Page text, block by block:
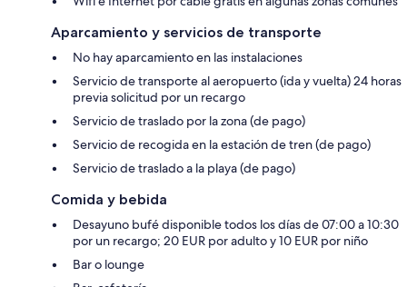
Aparcamiento y servicios de transporte
No hay aparcamiento en las instalaciones
Servicio de transporte al aeropuerto (ida y vuelta) 24 horas
previa solicitud por un recargo
Servicio de traslado por la zona (de pago)
Servicio de recogida en la estación de tren (de pago)
Servicio de traslado a la playa (de pago)
Comida y bebida
Desayuno bufé disponible todos los días de 07:00 a 10:30
por un recargo; 20 EUR por adulto y 10 EUR por niño
Bar o lounge